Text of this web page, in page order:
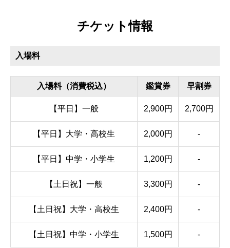
チケット情報
入場料
入場料（消費税込） 鑑賞券 早割券
【平日】一般 2,900円 2,700円
【平日】大学・高校生 2,000円 -
【平日】中学・小学生 1,200円 -
【土日祝】一般 3,300円 -
【土日祝】大学・高校生 2,400円 -
【土日祝】中学・小学生 1,500円 -